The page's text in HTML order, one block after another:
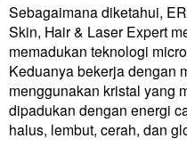
Sebagaimana diketahui,
Skin, Hair & Laser Expert
memadukan teknologi
Keduanya bekerja dengan
menggunakan kristal yang
dipadukan dengan energi
halus, lembut, cerah, dan